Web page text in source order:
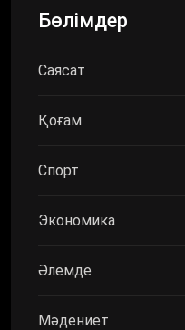
Бөлімдер
Саясат
Қоғам
Спорт
Экономика
Әлемде
Мәдениет